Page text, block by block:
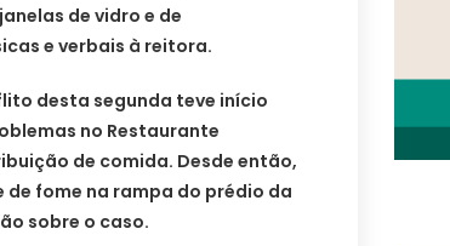
de vidro e de
e verbais à reitora.
desta segunda teve início
no Restaurante
de comida. Desde então,
fome na rampa do prédio da
sobre o caso.